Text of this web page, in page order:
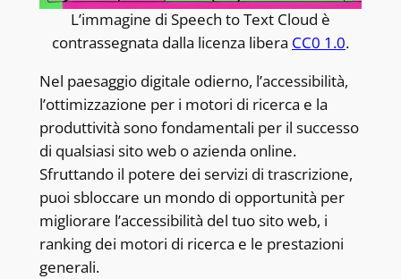
L’immagine di Speech to Text Cloud è
contrassegnata dalla licenza libera CC0 1.0.
Nel paesaggio digitale odierno, l’accessibilità,
l’ottimizzazione per i motori di ricerca e la
produttività sono fondamentali per il successo
di qualsiasi sito web o azienda online.
Sfruttando il potere dei servizi di trascrizione,
puoi sbloccare un mondo di opportunità per
migliorare l’accessibilità del tuo sito web, i
ranking dei motori di ricerca e le prestazioni
generali.